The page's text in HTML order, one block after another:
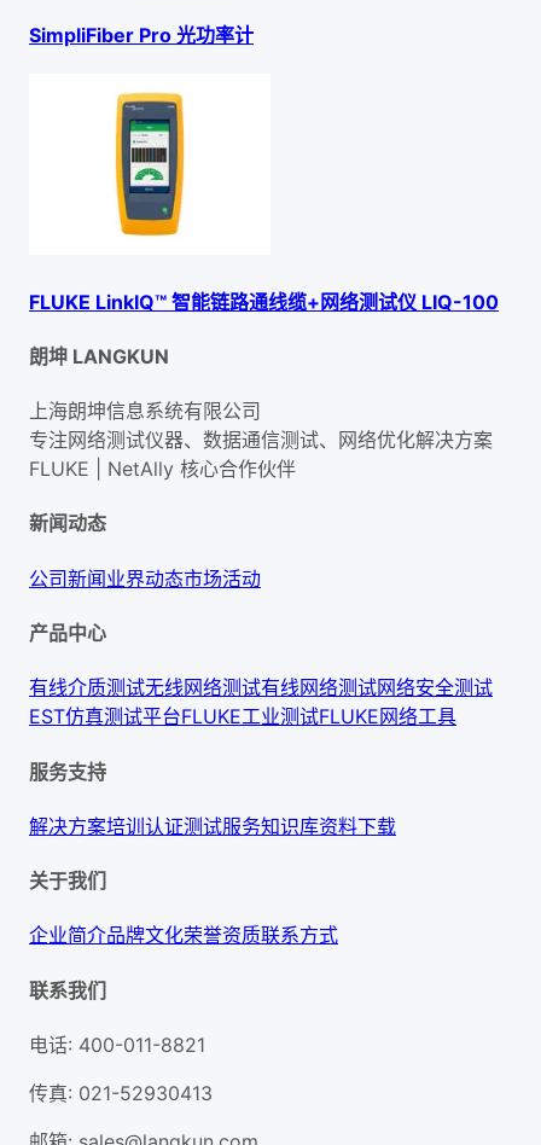
SimpliFiber Pro 光功率计
FLUKE LinkIQ™ 智能链路通线缆+网络测试仪 LIQ-100
朗坤 LANGKUN
上海朗坤信息系统有限公司
专注网络测试仪器、数据通信测试、网络优化解决方案
FLUKE | NetAlly 核心合作伙伴
新闻动态
公司新闻业界动态市场活动
产品中心
有线介质测试无线网络测试有线网络测试网络安全测试
EST仿真测试平台FLUKE工业测试FLUKE网络工具
服务支持
解决方案培训认证测试服务知识库资料下载
关于我们
企业简介品牌文化荣誉资质联系方式
联系我们
电话: 400-011-8821
传真: 021-52930413